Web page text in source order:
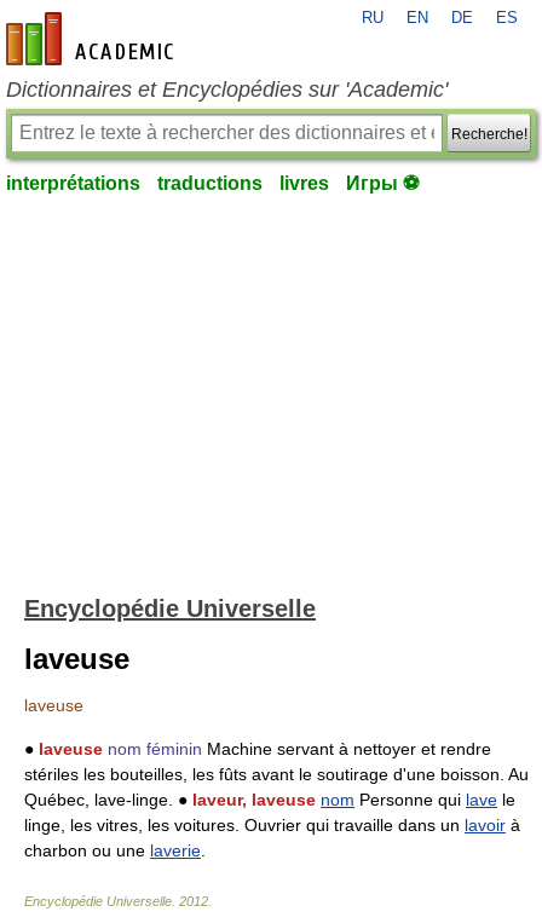
fr-academic.com
RU EN DE ES
Dictionnaires et Encyclopédies sur 'Academic'
Recherche!
interprétations traductions livres Игры ⚽
Encyclopédie Universelle
laveuse
laveuse
● laveuse nom féminin Machine servant à nettoyer et rendre
stériles les bouteilles, les fûts avant le soutirage d'une boisson. Au
Québec, lave-linge. ● laveur, laveuse nom Personne qui lave le
linge, les vitres, les voitures. Ouvrier qui travaille dans un lavoir à
charbon ou une laverie
Encyclopédie Universelle 2012